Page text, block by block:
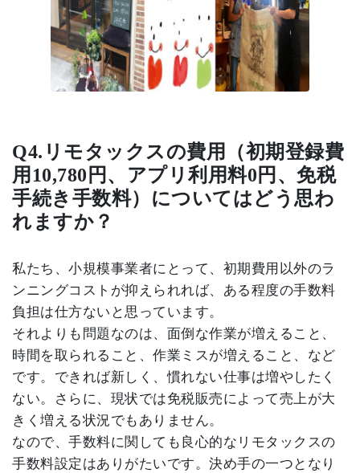
Q4. リモタックスの費用（初期登録費
用 10,780 円、アプリ利用料0 円、免税
手続き手数料）についてはどう思わ
れますか？
私たち、小規模事業者にとって、初期費用以外のラ
ンニングコストが抑えられれば、ある程度の手数料
負担は仕方ないと思っています。
それよりも問題なのは、面倒な作業が増えること、
時間を取られること、作業ミスが増えること、など
です。できれば新しく、慣れない仕事は増やしたく
ない。さらに、現状では免税販売によって売上が大
きく増える状況でもありません。
なので、手数料に関しても良心的なリモタックスの
手数料設定はありがたいです。決め手の一つとなり